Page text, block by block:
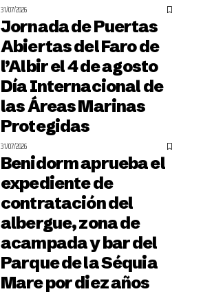
31/07/2026
Jornada de Puertas
Abiertas del Faro de
l’Albir el 4 de agosto
Día Internacional de
las Áreas Marinas
Protegidas
31/07/2026
Benidorm aprueba el
expediente de
contratación del
albergue, zona de
acampada y bar del
Parque de la Séquia
Mare por diez años